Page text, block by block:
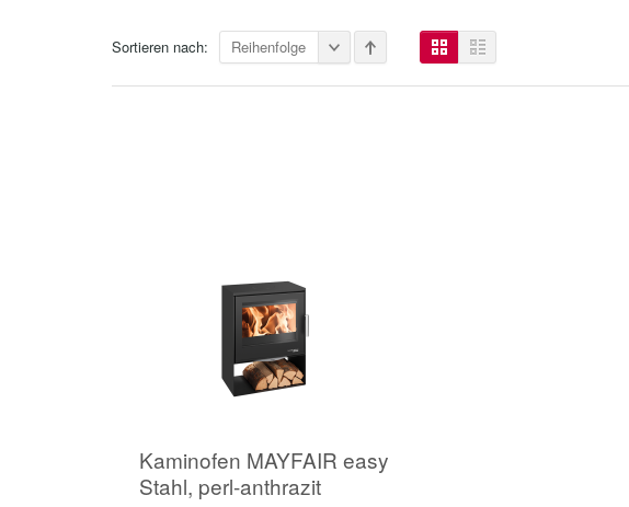
Sortieren nach: Reihenfolge
Kaminofen MAYFAIR easy
Stahl, perl-anthrazit